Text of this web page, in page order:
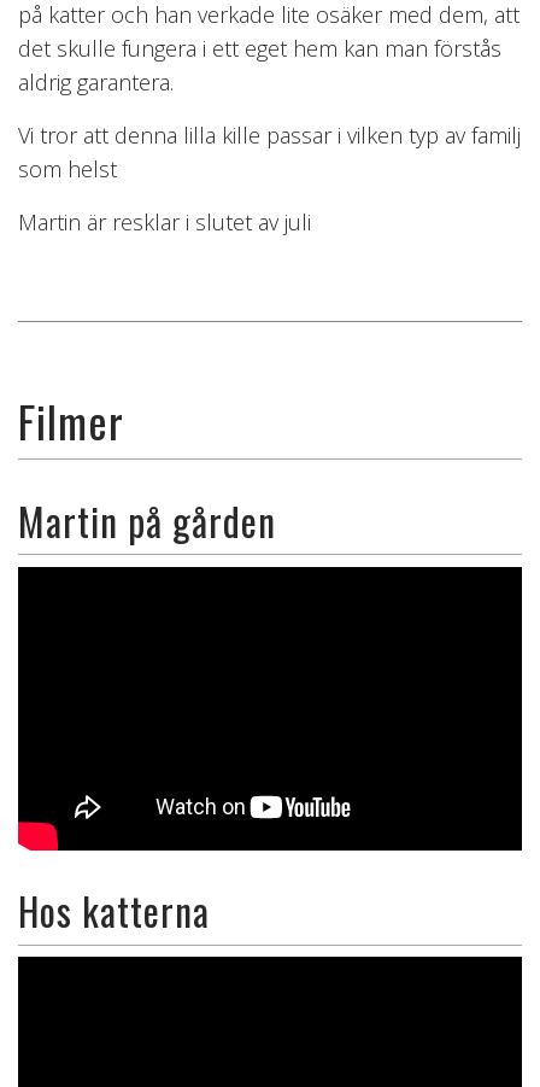
på katter och han verkade lite osäker med dem, att
det skulle fungera i ett eget hem kan man förstås
aldrig garantera.
Vi tror att denna lilla kille passar i vilken typ av familj
som helst
Martin är resklar i slutet av juli
Filmer
Martin på gården
Hos katterna